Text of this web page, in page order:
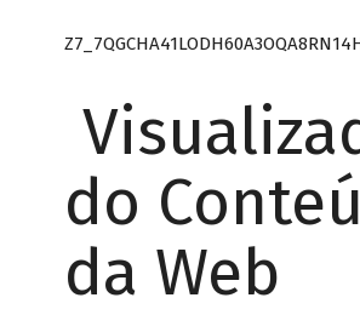
do
da Web